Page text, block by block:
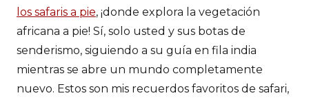
los safaris a pie, ¡donde explora la vegetación
africana a pie! Sí, solo usted y sus botas de
senderismo, siguiendo a su guía en fila india
mientras se abre un mundo completamente
nuevo. Estos son mis recuerdos favoritos de safari,